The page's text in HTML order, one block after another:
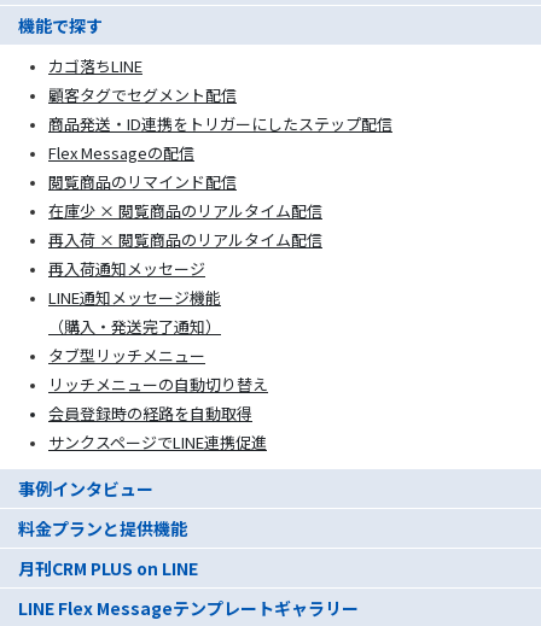
機能で探す
カゴ落ちLINE
顧客タグでセグメント配信
商品発送・ID連携をトリガーにしたステップ配信
Flex Messageの配信
閲覧商品のリマインド配信
在庫少 × 閲覧商品のリアルタイム配信
再入荷 × 閲覧商品のリアルタイム配信
再入荷通知メッセージ
LINE通知メッセージ機能
（購入・発送完了通知）
タブ型リッチメニュー
リッチメニューの自動切り替え
会員登録時の経路を自動取得
サンクスページでLINE連携促進
事例インタビュー
料金プランと提供機能
月刊CRM PLUS on LINE
LINE Flex Messageテンプレートギャラリー